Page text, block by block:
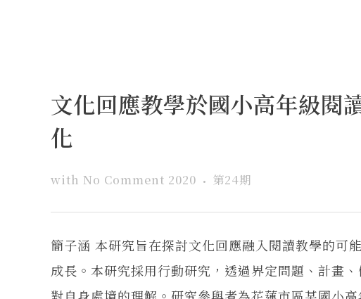
文化回應教學於國小高年級
化
with No Comment 2020 第24期
簡子涵 本研究旨在探討文化回應融入閱讀教學的可
成長。本研究採用行動研究，透過界定問題、計畫